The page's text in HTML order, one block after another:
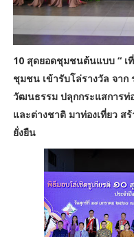
10 สุดยอดชุมชนต้นแบบ “
ชุมชน เข้ารับโล่รางวัล จาก
วัฒนธรรม ปลุกกระแสการท่
และต่างชาติ มาท่องเที่ยว ส
ยั่งยืน